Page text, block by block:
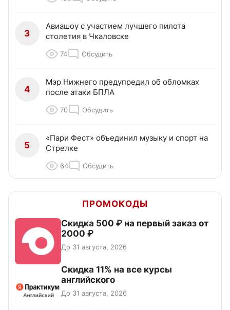
3
Авиашоу с участием лучшего пилота
столетия в Чкаловске
74 Обсудить
4
Мэр Нижнего предупредил об обломках
после атаки БПЛА
70 Обсудить
5
«Пари Фест» объединил музыку и спорт на
Стрелке
64 Обсудить
ПРОМОКОДЫ
Скидка 500 ₽ на первый заказ от
2000 ₽
До 31 августа, 2026
Скидка 11% на все курсы
английского
До 31 августа, 2026